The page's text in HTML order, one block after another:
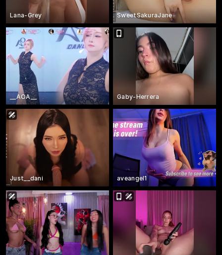
Lana-Grey SweetSakuraJane
__AOA__ Gaby-Herrera
Just__dani aveangel1